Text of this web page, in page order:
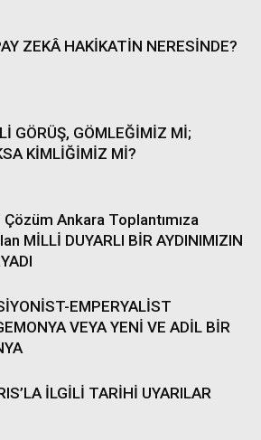
ZEKÂ HAKİKATİN NERESİNDE?
GÖRÜŞ, GÖMLEĞİMİZ Mİ;
KİMLİĞİMİZ Mİ?
Çözüm Ankara Toplantımıza
MİLLİ DUYARLI BİR AYDINIMIZIN
EMPERYALİST
VEYA YENİ VE ADİL BİR
İLGİLİ TARİHİ UYARILAR